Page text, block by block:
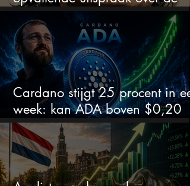
beurs
Cardano stijgt 25 procent in
week: kan ADA boven $0,20
blijven?